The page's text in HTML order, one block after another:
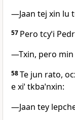
―Jaan tej xin lu
57 Pero tcyˈi
―Txin, pero
58Te jun rato,
e xiˈ tkbaˈnxin:
―Jaan tey